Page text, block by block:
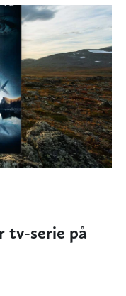
tv-serie på